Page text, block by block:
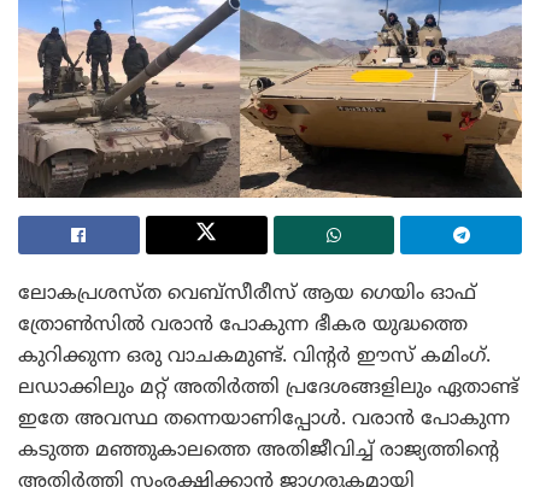
ലോകപ്രശസ്ത വെബ്സീരീസ് ആയ ഗെയിം ഓഫ്
ത്രോൺസിൽ വരാൻ പോകുന്ന ഭീകര യുദ്ധത്തെ
കുറിക്കുന്ന ഒരു വാചകമുണ്ട്. വിന്റർ ഈസ് കമിംഗ്.
ലഡാക്കിലും മറ്റ് അതിർത്തി പ്രദേശങ്ങളിലും ഏതാണ്ട്
ഇതേ അവസ്ഥ തന്നെയാണിപ്പോൾ. വരാൻ പോകുന്ന
കടുത്ത മഞ്ഞുകാലത്തെ അതിജീവിച്ച് രാജ്യത്തിന്റെ